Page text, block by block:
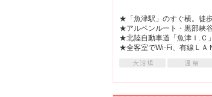
★「魚津駅」のすぐ横。徒
★アルペンルート・黒部峡
★北陸自動車道「魚津Ｉ.Ｃ
★全客室でWi-Fi、有線ＬＡ